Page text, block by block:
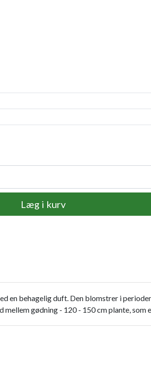
Læg i kurv
en behagelig duft. Den blomstrer i
mellem gødning - 120 - 150 cm plante, som